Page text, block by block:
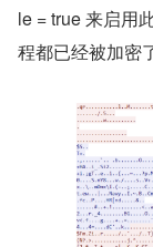
le = true 来启用
程都已经被加密